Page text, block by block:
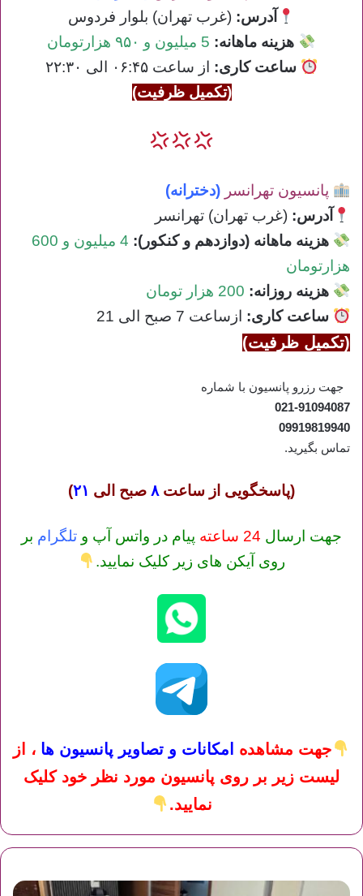
آدرس: (غرب تهران) بلوار فردوس
هزینه ماهانه: 5 میلیون و ۹۵۰ هزارتومان
ساعت کاری: از ساعت ۰۶:۴۵ الی ۲۲:۳۰
(تکمیل ظرفیت)
پانسیون تهرانسر (دخترانه)
آدرس: (غرب تهران) تهرانسر
هزینه ماهانه (دوازدهم و کنکور):
4 میلیون و 600
هزارتومان
هزینه روزانه: 200 هزار تومان
ساعت کاری: ازساعت 7 صبح الی 21
(تکمیل ظرفیت)
جهت رزرو پانسیون با شماره
021-91094087
09919819940
تماس بگیرید.
(پاسخگویی از ساعت ۸ صبح الی ۲۱)
جهت ارسال 24 ساعته پیام در واتس آپ و تلگرام بر
روی آیکن های زیر کلیک نمایید.
جهت مشاهده امکانات و تصاویر پانسیون ها ، از
لیست زیر بر روی پانسیون مورد نظر خود کلیک
نمایید.